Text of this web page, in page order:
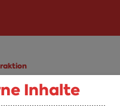
Inhalte